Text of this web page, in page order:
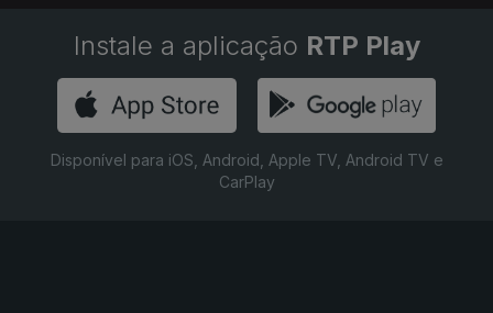
Instale a aplicação RTP Play
Disponível para iOS, Android, Apple TV, Android TV e
CarPlay